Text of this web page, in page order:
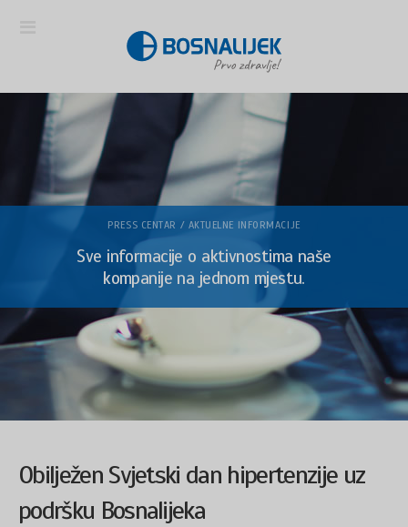
PRESS CENTAR / AKTUELNE INFORMACIJE
Sve informacije o aktivnostima naše
kompanije na jednom mjestu.
Obilježen Svjetski dan hipertenzije uz
podršku Bosnalijeka